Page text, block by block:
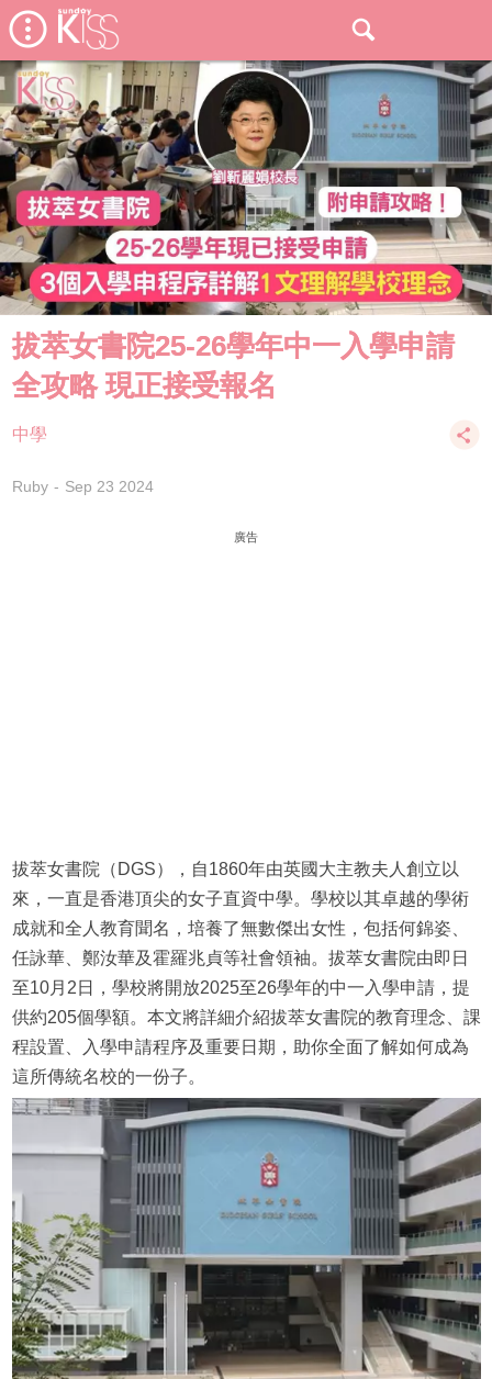
拔萃女書院25-26學年中一入學申請
全攻略 現正接受報名
中學
Ruby Sep 23 2024
廣告
拔萃女書院（DGS），自1860年由英國大主教夫人創立以
來，一直是香港頂尖的女子直資中學。學校以其卓越的學術
成就和全人教育聞名，培養了無數傑出女性，包括何錦姿、
任詠華、鄭汝華及霍羅兆貞等社會領袖。拔萃女書院由即日
至10月2日，學校將開放2025至26學年的中一入學申請，提
供約205個學額。本文將詳細介紹拔萃女書院的教育理念、課
程設置、入學申請程序及重要日期，助你全面了解如何成為
這所傳統名校的一份子。